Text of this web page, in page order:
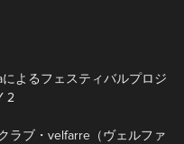
よるフェスティバルプロジ
2
ラブ・velfarre（ヴェルファ